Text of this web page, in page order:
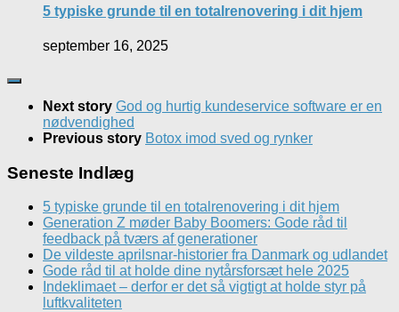
5 typiske grunde til en totalrenovering i dit hjem
september 16, 2025
Next story God og hurtig kundeservice software er en
nødvendighed
Previous story Botox imod sved og rynker
Seneste Indlæg
5 typiske grunde til en totalrenovering i dit hjem
Generation Z møder Baby Boomers: Gode råd til
feedback på tværs af generationer
De vildeste aprilsnar-historier fra Danmark og udlandet
Gode råd til at holde dine nytårsforsæt hele 2025
Indeklimaet – derfor er det så vigtigt at holde styr på
luftkvaliteten